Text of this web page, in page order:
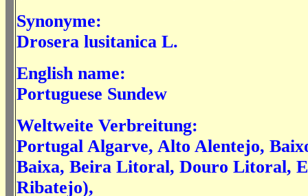
Synonyme:
Drosera lusitanica L.
English name:
Portuguese Sundew
Weltweite Verbreitung:
Portugal Algarve, Alto Alentejo,
Baixa, Beira Litoral, Douro Litoral,
Ribatejo),